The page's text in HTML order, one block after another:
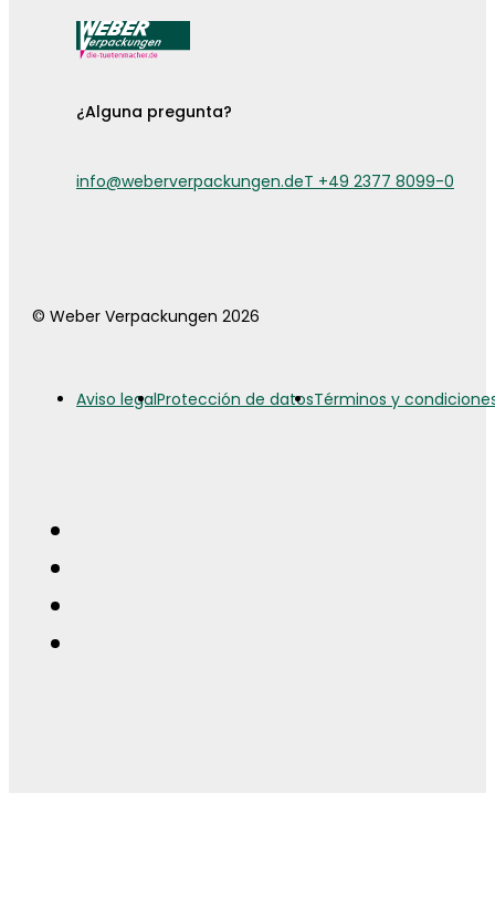
¿Alguna pregunta?
info@weberverpackungen.deT +49 2377 8099-0
© Weber Verpackungen 2026
Aviso legalProtección de datosTérminos y